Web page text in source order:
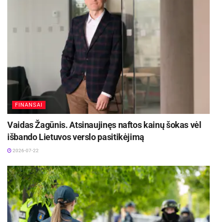
Kartu ministerija priminė, kad sprendimai
reorganizuoti vieną ar kitą įstaigą yra
Savivaldybės prerogatyva.
Aktualios naujienos
DHL perka „Venipak“ grupę: stiprins pozicijas
Baltijos šalyse
2026-07-28
Europos Sąjungos sankcijos „Mere“ tinklo
savininkams: ekonominio saugumo ir solidarumo
ŠMM nuomone, nekomplektuojant 1-ųjų klasių
Senvagės progimnazijoje ir nuo 2018 m. ją
prijungus prie kitos ugdymo įstaigos vėlgi būtų
FINANSAI
Vaidas Žagūnis. Atsinaujinęs naftos kainų šokas vėl
išbando Lietuvos verslo pasitikėjimą
2026-07-22